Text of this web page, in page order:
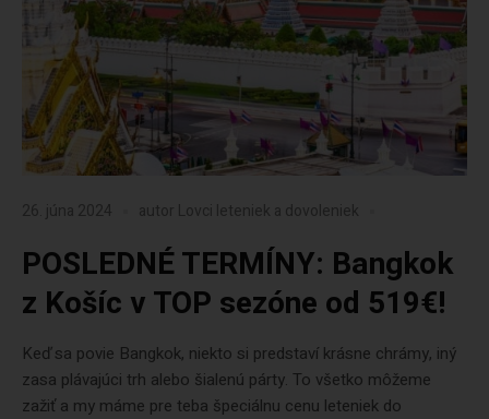
26. júna 2024 autor Lovci leteniek a dovoleniek
POSLEDNÉ TERMÍNY: Bangkok
z Košíc v TOP sezóne od 519€!
Keď sa povie Bangkok, niekto si predstaví krásne chrámy, iný
zasa plávajúci trh alebo šialenú párty. To všetko môžeme
zažiť a my máme pre teba špeciálnu cenu leteniek do